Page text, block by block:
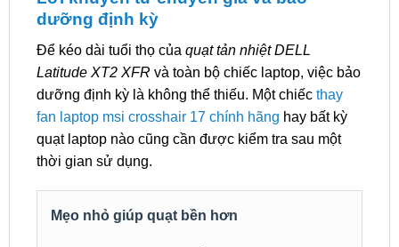
dưỡng định kỳ
Để kéo dài tuổi thọ của quạt tản nhiệt DELL
Latitude XT2 XFR và toàn bộ chiếc laptop, việc bảo
dưỡng định kỳ là không thể thiếu. Một chiếc thay
fan laptop msi crosshair 17 chính hãng hay bất kỳ
quạt laptop nào cũng cần được kiểm tra sau một
thời gian sử dụng.
Mẹo nhỏ giúp quạt bền hơn